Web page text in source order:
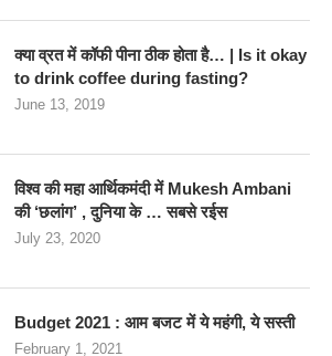
क्या व्रत में कॉफी पीना ठीक होता है… | Is it okay
to drink coffee during fasting?
June 13, 2019
विश्व की महा आर्थिकमंदी में Mukesh Ambani
की ‘छलांग’ , दुनिया के … सबसे रईस
July 23, 2020
Budget 2021 : आम बजट में ये महंगी, ये सस्‍ती
February 1, 2021